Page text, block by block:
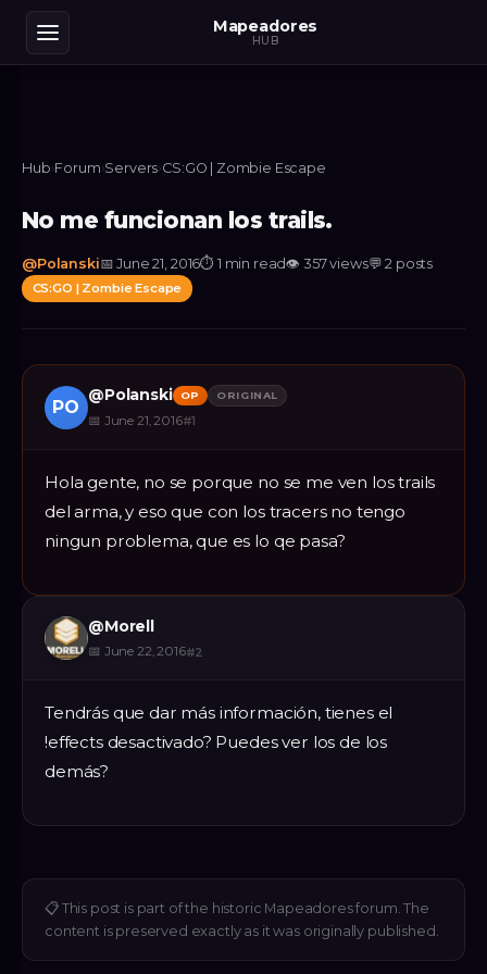
Mapeadores
HUB
Hub›Forum›Servers›CS:GO | Zombie Escape
No me funcionan los trails.
@Polanski📅June 21, 2016⏱ 1 min read👁 357views💬2 posts
CS:GO | Zombie Escape
PO
@Polanski OP ORIGINAL
📅 June 21, 2016#1
Hola gente, no se porque no se me ven los trails
del arma, y eso que con los tracers no tengo
ningun problema, que es lo qe pasa?
@Morell
📅 June 22, 2016#2
Tendrás que dar más información, tienes el
!effects desactivado? Puedes ver los de los
demás?
📋 This post is part of the historic Mapeadores forum. The
content is preserved exactly as it was originally published.